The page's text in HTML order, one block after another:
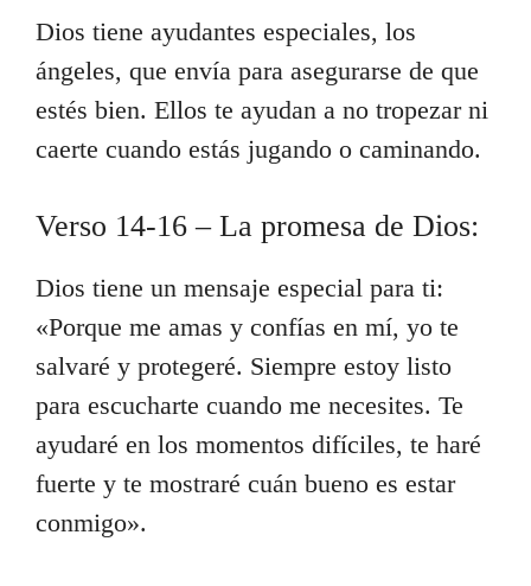
Dios tiene ayudantes especiales, los
ángeles, que envía para asegurarse de que
estés bien. Ellos te ayudan a no tropezar ni
caerte cuando estás jugando o caminando.
Verso 14-16 – La promesa de Dios:
Dios tiene un mensaje especial para ti:
«Porque me amas y confías en mí, yo te
salvaré y protegeré. Siempre estoy listo
para escucharte cuando me necesites. Te
ayudaré en los momentos difíciles, te haré
fuerte y te mostraré cuán bueno es estar
conmigo».